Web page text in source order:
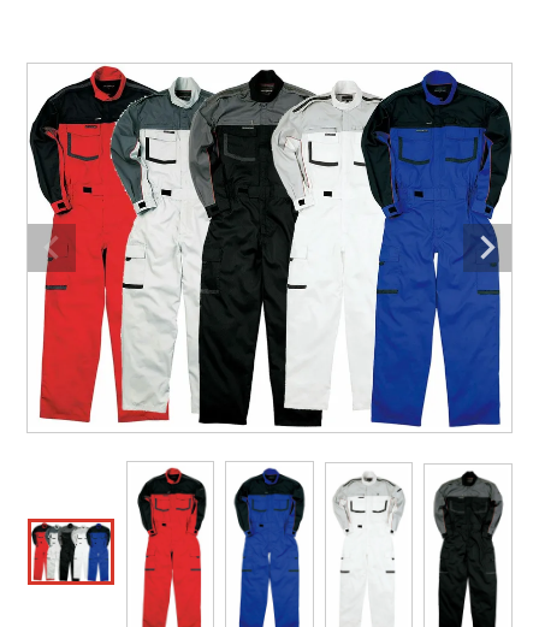
事務服・オフィスウェア
防寒着
作業用手袋
アウトドア・スポーツ
ワークスーツ
コンプレッションウェア
作業用ポロシャツ
安全保護具
アシックス安全靴ランキング
ミズノ安全靴ランキング
作業着ランキング
アウトドアウェアランキング
つなぎランキング
空調服ランキング
コンプレッションウェアランキング
作業用ポロシャツランキング
アイズフロンティア TSDESIGN
寅壱 アイトス株式会社
コーコス ジーベック
クロダルマ 桑和
山田辰 クレヒフク
おたふく手袋 マック
住商モンブラン ボンマックス
GUSH FORCE CUP
大工・鳶作業服
農作業服
電気・設備作業服
配達・営業作業服
自動車整備士作業服
DIY・日曜大工作業服
飲食店ユニフォーム
運送・倉庫作業服